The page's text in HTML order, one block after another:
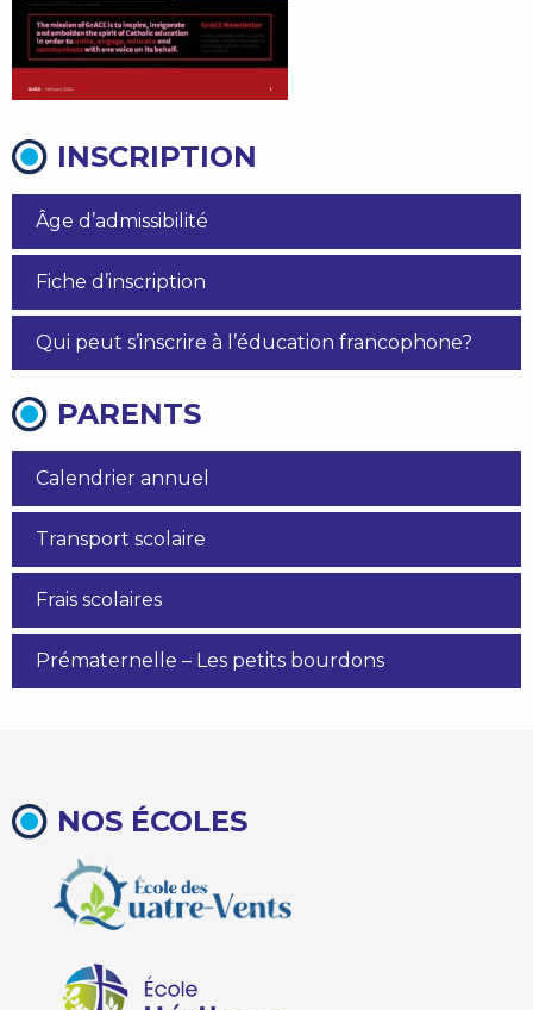
INSCRIPTION
Âge d’admissibilité
Fiche d’inscription
Qui peut s’inscrire à l’éducation francophone?
PARENTS
Calendrier annuel
Transport scolaire
Frais scolaires
Prématernelle – Les petits bourdons
NOS ÉCOLES